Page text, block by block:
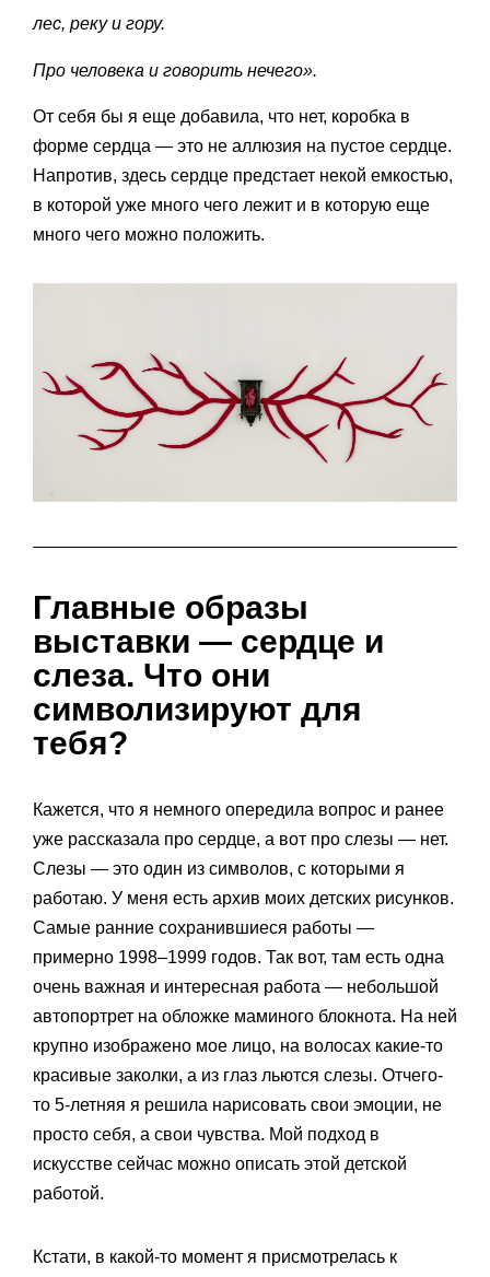
лес, реку и гору.
Про человека и говорить нечего».
От себя бы я еще добавила, что нет, коробка в
форме сердца — это не аллюзия на пустое сердце.
Напротив, здесь сердце предстает некой емкостью,
в которой уже много чего лежит и в которую еще
много чего можно положить.
Главные образы
выставки — сердце и
слеза. Что они
символизируют для
тебя?
Кажется, что я немного опередила вопрос и ранее
уже рассказала про сердце, а вот про слезы — нет.
Слезы — это один из символов, с которыми я
работаю. У меня есть архив моих детских рисунков.
Самые ранние сохранившиеся работы —
примерно 1998–1999 годов. Так вот, там есть одна
очень важная и интересная работа — небольшой
автопортрет на обложке маминого блокнота. На ней
крупно изображено мое лицо, на волосах какие-то
красивые заколки, а из глаз льются слезы. Отчего-
то 5-летняя я решила нарисовать свои эмоции, не
просто себя, а свои чувства. Мой подход в
искусстве сейчас можно описать этой детской
работой.
Кстати, в какой-то момент я присмотрелась к